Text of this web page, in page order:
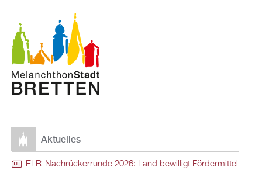
Aktuelles
ELR-Nachrückerrunde 2026: Land bewilligt Fördermittel